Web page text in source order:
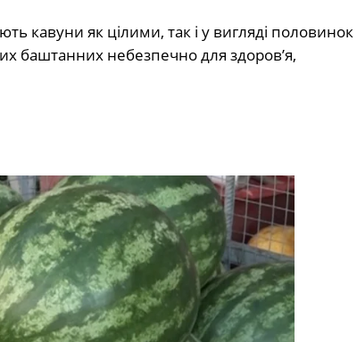
кавуни як цілими, так і у вигляді половинок
баштанних небезпечно для здоров’я,